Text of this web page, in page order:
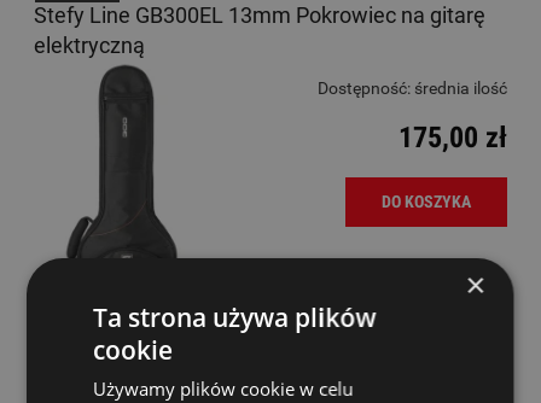
Stefy Line GB300EL 13mm Pokrowiec na gitarę
elektryczną
Dostępność: średnia ilość
175,00 zł
DO KOSZYKA
×
Ta strona używa plików
cookie
Używamy plików cookie w celu